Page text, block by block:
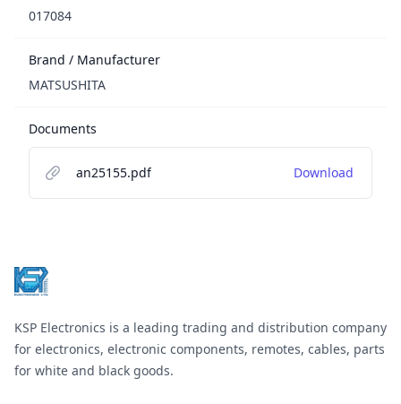
017084
Brand / Manufacturer
MATSUSHITA
Documents
an25155.pdf Download
KSP Electronics is a leading trading and distribution company
for electronics, electronic components, remotes, cables, parts
for white and black goods.